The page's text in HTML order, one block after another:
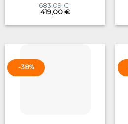
683,09€
Original
price
was:
419,00 €Current
is:
-38%